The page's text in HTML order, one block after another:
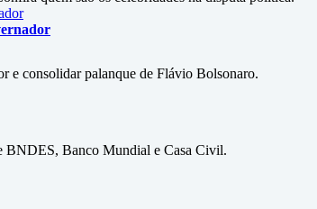
e consolidar palanque de Flávio Bolsonaro.
BNDES, Banco Mundial e Casa Civil.